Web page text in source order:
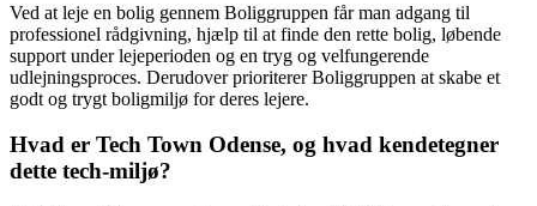
Ved at leje en bolig gennem Boliggruppen får man adgang til
professionel rådgivning, hjælp til at finde den rette bolig, løbende
support under lejeperioden og en tryg og velfungerende
udlejningsproces. Derudover prioriterer Boliggruppen at skabe et
godt og trygt boligmiljø for deres lejere.
Hvad er Tech Town Odense, og hvad kendetegner
dette tech-miljø?